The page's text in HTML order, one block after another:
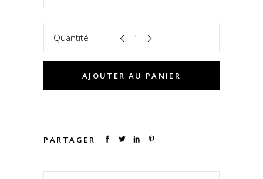
Quantité
AJOUTER AU PANIER
PARTAGER